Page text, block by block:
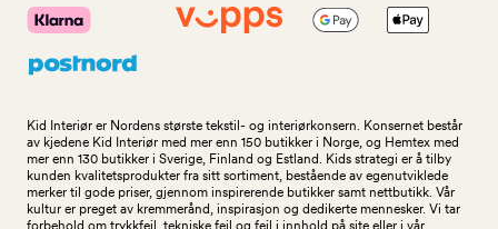
Kid Interiør er Nordens største tekstil- og interiørkonsern. Konsernet består
av kjedene Kid Interiør med mer enn 150 butikker i Norge, og Hemtex med
mer enn 130 butikker i Sverige, Finland og Estland. Kids strategi er å tilby
kunden kvalitetsprodukter fra sitt sortiment, bestående av egenutviklede
merker til gode priser, gjennom inspirerende butikker samt nettbutikk. Vår
kultur er preget av kremmerånd, inspirasjon og dedikerte mennesker. Vi tar
forbehold om trykkfeil, tekniske feil og feil i innhold på site eller i vår